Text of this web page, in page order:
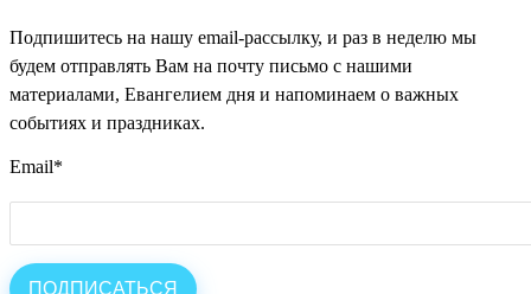
Подпишитесь на нашу email-рассылку, и раз в неделю мы
будем отправлять Вам на почту письмо с нашими
материалами, Евангелием дня и напоминаем о важных
событиях и праздниках.
Email*